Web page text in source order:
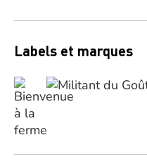
Labels et marques